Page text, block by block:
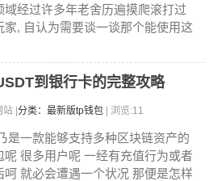
域经过许多年老舍历遍摸爬滚打过
家, 自认为需要谈一谈那个能使用这
到银行卡的完整攻略
| 分类：最新版tp钱包 | 浏览:11
是一款能够支持多种区块链资产的
呢 很多用户呢 一经有充值行为或者
呵 就必会遭遇一个状况 那便是怎样